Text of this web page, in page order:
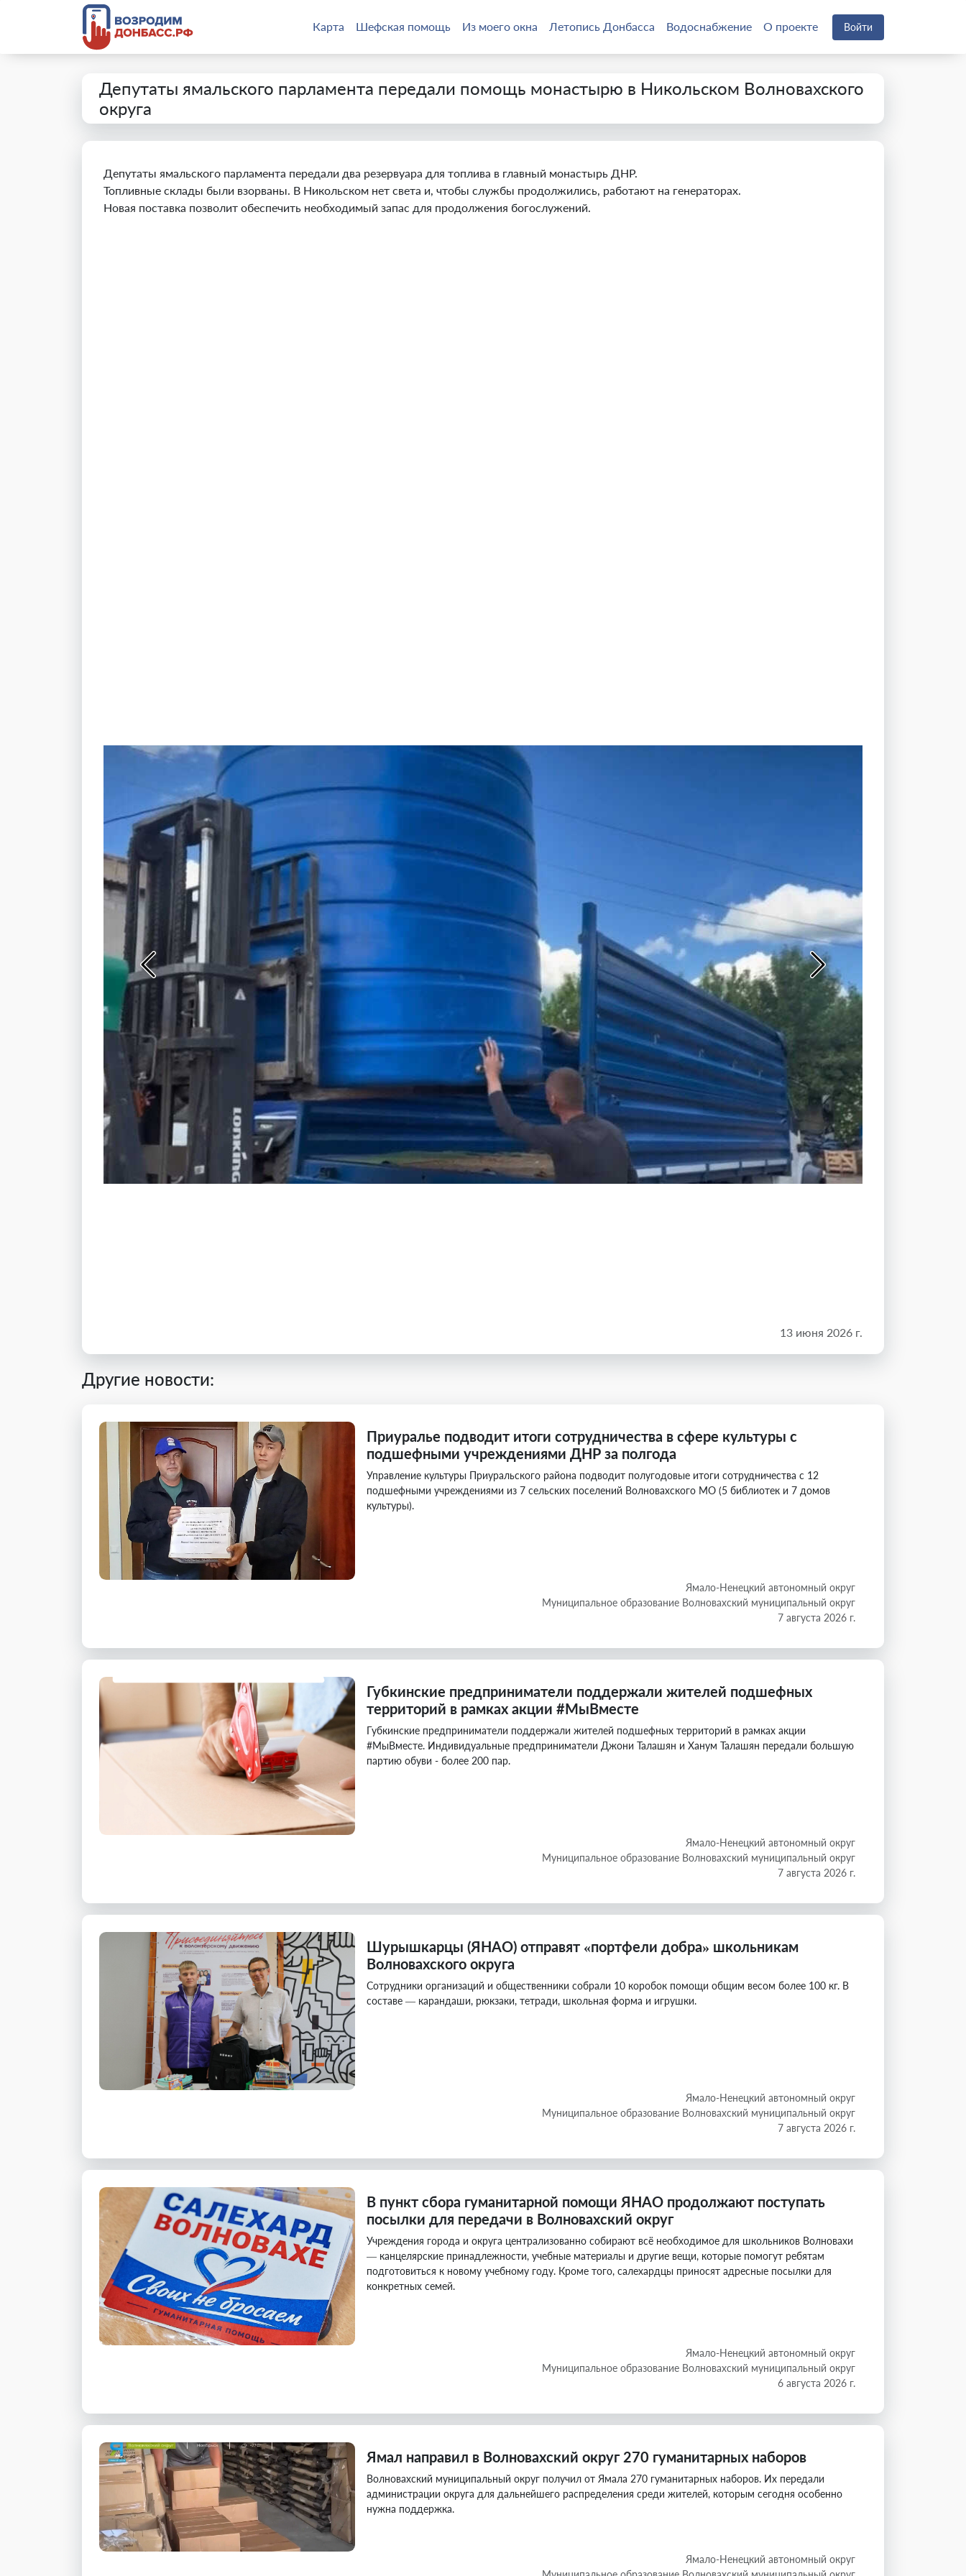
Карта Шефская помощь Из моего окна Летопись Донбасса Водоснабжение О проекте Войти
Депутаты ямальского парламента передали помощь монастырю в Никольском Волновахского
округа
Депутаты ямальского парламента передали два резервуара для топлива в главный монастырь ДНР.
Топливные склады были взорваны. В Никольском нет света и, чтобы службы продолжились, работают на генераторах.
Новая поставка позволит обеспечить необходимый запас для продолжения богослужений.
13 июня 2026 г.
Другие новости:
Приуралье подводит итоги сотрудничества в сфере культуры с
подшефными учреждениями ДНР за полгода
Управление культуры Приуральского района подводит полугодовые итоги сотрудничества с 12
подшефными учреждениями из 7 сельских поселений Волновахского МО (5 библиотек и 7 домов
культуры).
Ямало-Ненецкий автономный округ
Муниципальное образование Волновахский муниципальный округ
7 августа 2026 г.
Губкинские предприниматели поддержали жителей подшефных
территорий в рамках акции #МыВместе
Губкинские предприниматели поддержали жителей подшефных территорий в рамках акции
#МыВместе. Индивидуальные предприниматели Джони Талашян и Ханум Талашян передали большую
партию обуви - более 200 пар.
Ямало-Ненецкий автономный округ
Муниципальное образование Волновахский муниципальный округ
7 августа 2026 г.
Шурышкарцы (ЯНАО) отправят «портфели добра» школьникам
Волновахского округа
Сотрудники организаций и общественники собрали 10 коробок помощи общим весом более 100 кг. В
составе — карандаши, рюкзаки, тетради, школьная форма и игрушки.
Ямало-Ненецкий автономный округ
Муниципальное образование Волновахский муниципальный округ
7 августа 2026 г.
В пункт сбора гуманитарной помощи ЯНАО продолжают поступать
посылки для передачи в Волновахский округ
Учреждения города и округа централизованно собирают всё необходимое для школьников Волновахи
— канцелярские принадлежности, учебные материалы и другие вещи, которые помогут ребятам
подготовиться к новому учебному году. Кроме того, салехардцы приносят адресные посылки для
конкретных семей.
Ямало-Ненецкий автономный округ
Муниципальное образование Волновахский муниципальный округ
6 августа 2026 г.
Ямал направил в Волновахский округ 270 гуманитарных наборов
Волновахский муниципальный округ получил от Ямала 270 гуманитарных наборов. Их передали
администрации округа для дальнейшего распределения среди жителей, которым сегодня особенно
нужна поддержка.
Ямало-Ненецкий автономный округ